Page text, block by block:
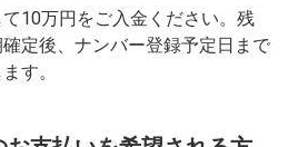
10万円をご入金ください。残
定後、ナンバー登録予定日まで
す。